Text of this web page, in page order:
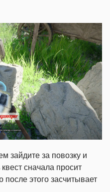
зайдите за повозку и
сначала просит
после этого засчитывает